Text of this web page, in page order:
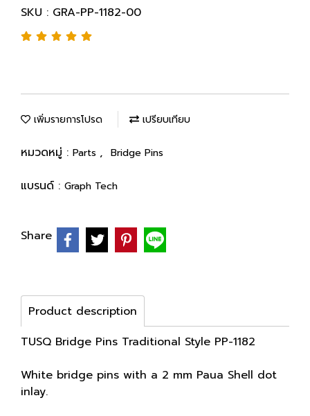
SKU : GRA-PP-1182-00
เพิ่มรายการโปรด เปรียบเทียบ
หมวดหมู่ : Parts , Bridge Pins
แบรนด์ : Graph Tech
Share
Product description
TUSQ Bridge Pins Traditional Style PP-1182
White bridge pins with a 2 mm Paua Shell dot
inlay.